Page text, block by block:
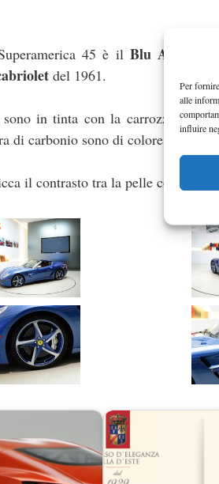
Per
alle
influire
45 è il Blu Antille ,
del 1961.
in tinta con la carrozzeria ed
di carbonio sono di colore blu
il contrasto tra la pelle color